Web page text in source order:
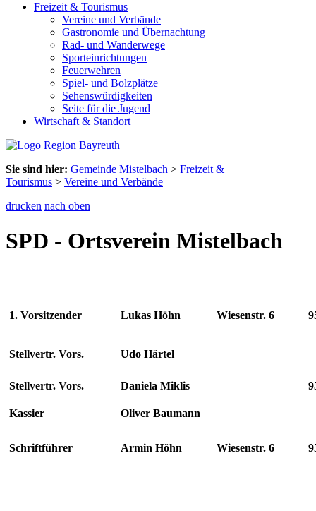
Freizeit & Tourismus
Vereine und Verbände
Gastronomie und Übernachtung
Rad- und Wanderwege
Sporteinrichtungen
Feuerwehren
Spiel- und Bolzplätze
Sehenswürdigkeiten
Seite für die Jugend
Wirtschaft & Standort
Sie sind hier: Gemeinde Mistelbach > Freizeit &
Tourismus > Vereine und Verbände
drucken nach oben
SPD - Ortsverein Mistelbach
1. Vorsitzender Lukas Höhn Wiesenstr. 6
Stellvertr. Vors. Udo Härtel
Stellvertr. Vors. Daniela Miklis
Kassier Oliver Baumann
Schriftführer Armin Höhn Wiesenstr. 6